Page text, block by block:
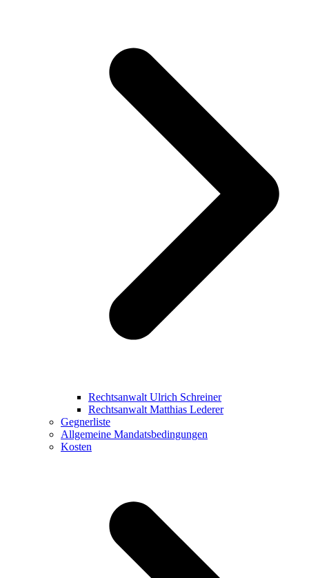
Rechtsanwalt Ulrich Schreiner
Rechtsanwalt Matthias Lederer
Gegnerliste
Allgemeine Mandatsbedingungen
Kosten